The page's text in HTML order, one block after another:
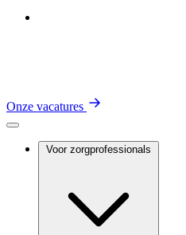
Onze vacatures
Voor zorgprofessionals